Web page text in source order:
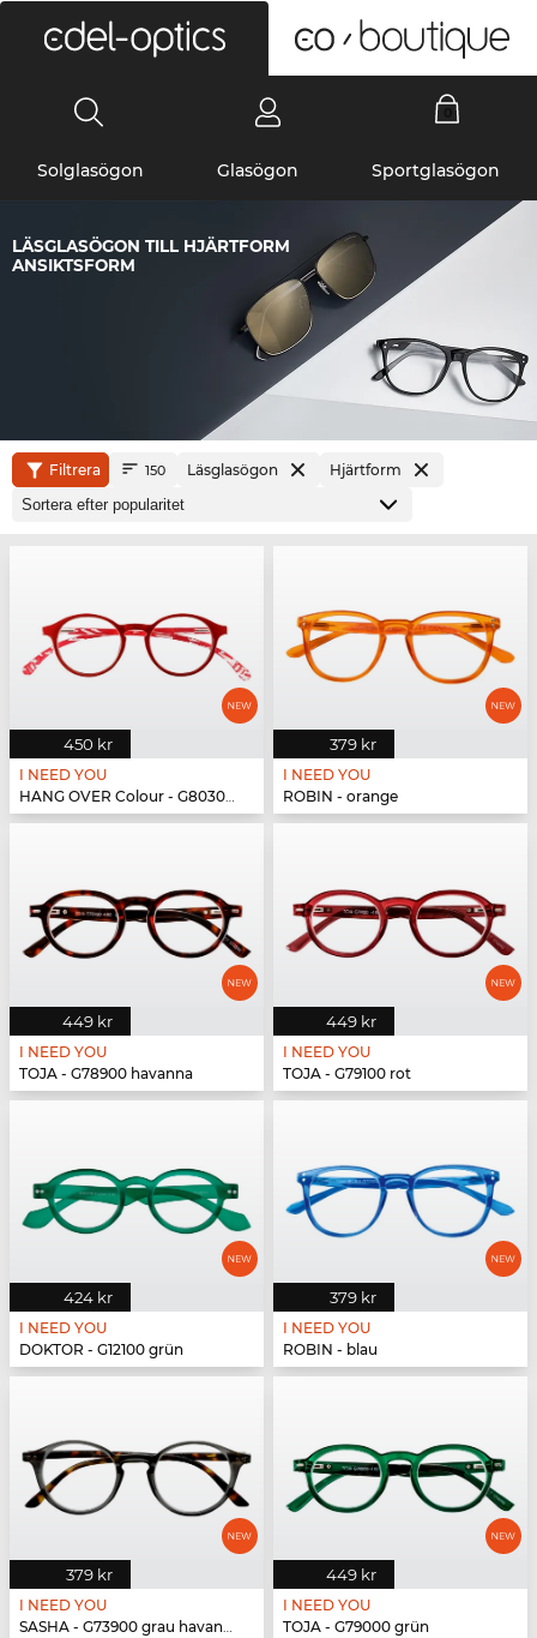
Solglasögon Glasögon Sportglasögon
LÄSGLASÖGON TILL HJÄRTFORM
ANSIKTSFORM
Filtrera 150 Läsglasögon Hjärtform
450 kr
I NEED YOU
HANG OVER Colour - G80300 rot
379 kr
I NEED YOU
ROBIN - orange
449 kr
I NEED YOU
TOJA - G78900 havanna
449 kr
I NEED YOU
TOJA - G79100 rot
424 kr
I NEED YOU
DOKTOR - G12100 grün
379 kr
I NEED YOU
ROBIN - blau
379 kr
I NEED YOU
SASHA - G73900 grau havanna
449 kr
I NEED YOU
TOJA - G79000 grün